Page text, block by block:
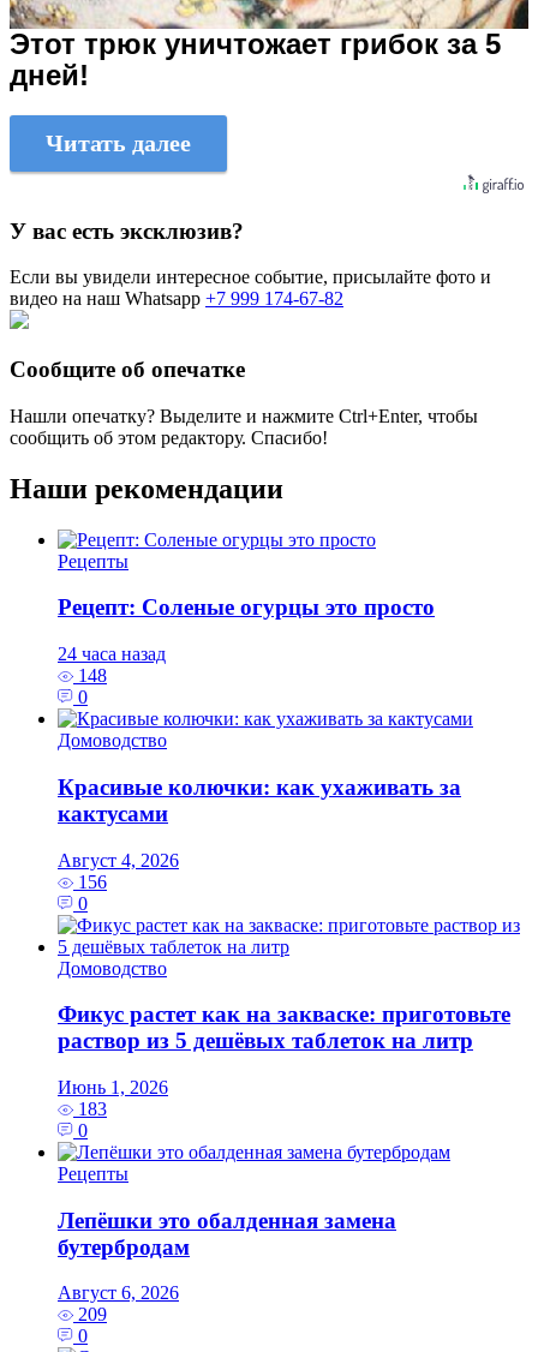
Этот трюк уничтожает грибок за 5
дней!
Читать далее
У вас есть эксклюзив?
Если вы увидели интересное событие, присылайте фото и
видео на наш Whatsapp +7 999 174-67-82
Сообщите об опечатке
Нашли опечатку? Выделите и нажмите Ctrl+Enter, чтобы
сообщить об этом редактору. Спасибо!
Наши рекомендации
Рецепты
Рецепт: Соленые огурцы это просто
24 часа назад
148
0
Домоводство
Красивые колючки: как ухаживать за
кактусами
Август 4, 2026
156
0
Домоводство
Фикус растет как на закваске: приготовьте
раствор из 5 дешёвых таблеток на литр
Июнь 1, 2026
183
0
Рецепты
Лепёшки это обалденная замена
бутербродам
Август 6, 2026
209
0